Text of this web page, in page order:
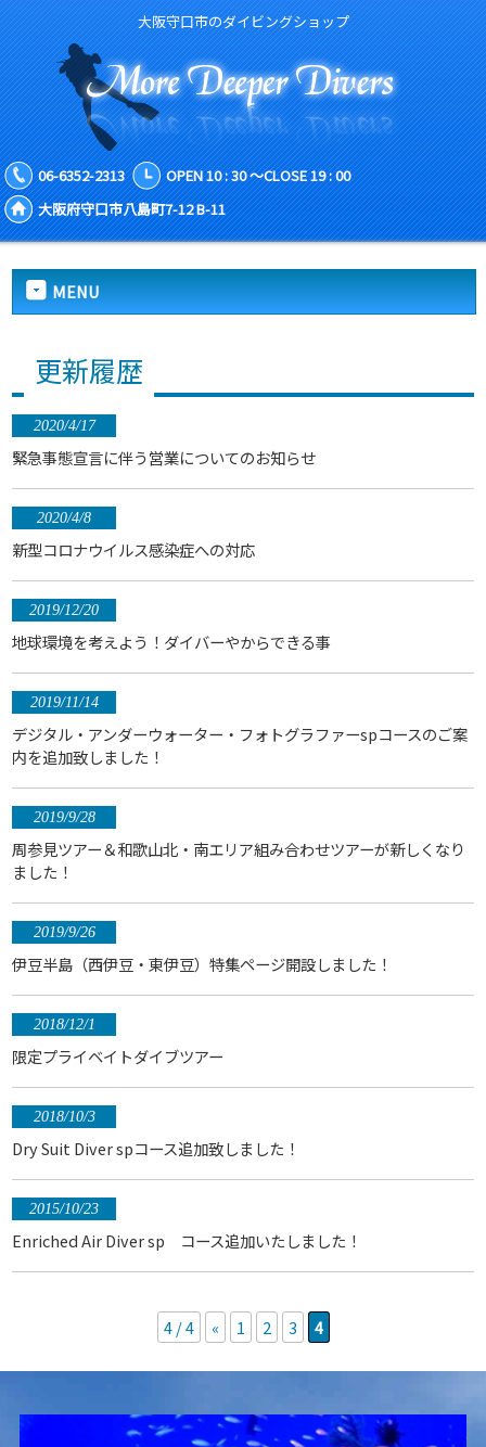
大阪守口市のダイビングショップ
06-6352-2313
OPEN 10 : 30 ～CLOSE 19 : 00
大阪府守口市八島町7-12 B-11
MENU
更新履歴
2020/4/17
緊急事態宣言に伴う営業についてのお知らせ
2020/4/8
新型コロナウイルス感染症への対応
2019/12/20
地球環境を考えよう！ダイバーやからできる事
2019/11/14
デジタル・アンダーウォーター・フォトグラファーspコースのご案
内を追加致しました！
2019/9/28
周参見ツアー＆和歌山北・南エリア組み合わせツアーが新しくなり
ました！
2019/9/26
伊豆半島（西伊豆・東伊豆）特集ページ開設しました！
2018/12/1
限定プライベイトダイブツアー
2018/10/3
Dry Suit Diver spコース追加致しました！
2015/10/23
Enriched Air Diver sp コース追加いたしました！
4 / 4 « 1 2 3 4